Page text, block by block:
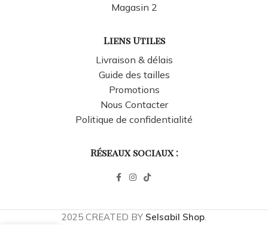
Magasin 2
Liens Utiles
Livraison & délais
Guide des tailles
Promotions
Nous Contacter
Politique de confidentialité
Réseaux sociaux :
2025 CREATED BY Selsabil Shop